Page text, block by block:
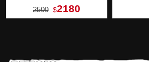
2500 $2180